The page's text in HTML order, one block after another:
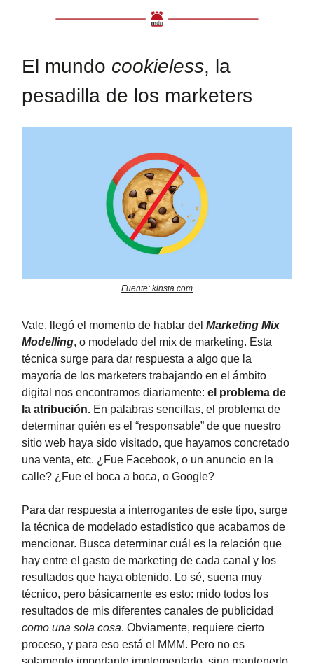
El mundo cookieless, la
pesadilla de los marketers
Fuente: kinsta.com
Vale, llegó el momento de hablar del Marketing Mix
Modelling, o modelado del mix de marketing. Esta
técnica surge para dar respuesta a algo que la
mayoría de los marketers trabajando en el ámbito
digital nos encontramos diariamente: el problema de
la atribución. En palabras sencillas, el problema de
determinar quién es el “responsable” de que nuestro
sitio web haya sido visitado, que hayamos concretado
una venta, etc. ¿Fue Facebook, o un anuncio en la
calle? ¿Fue el boca a boca, o Google?
Para dar respuesta a interrogantes de este tipo, surge
la técnica de modelado estadístico que acabamos de
mencionar. Busca determinar cuál es la relación que
hay entre el gasto de marketing de cada canal y los
resultados que haya obtenido. Lo sé, suena muy
técnico, pero básicamente es esto: mido todos los
resultados de mis diferentes canales de publicidad
como una sola cosa. Obviamente, requiere cierto
proceso, y para eso está el MMM. Pero no es